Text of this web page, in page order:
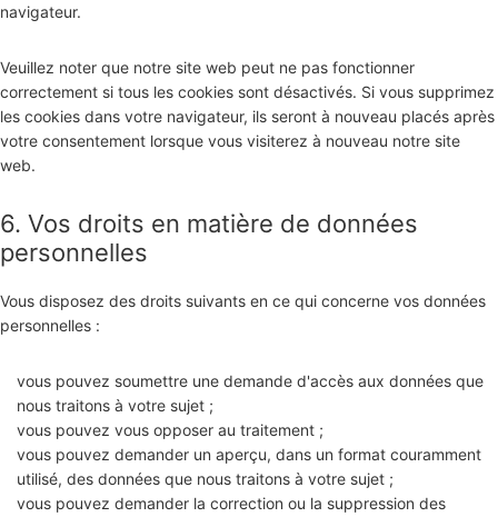
navigateur.
Veuillez noter que notre site web peut ne pas fonctionner
correctement si tous les cookies sont désactivés. Si vous supprimez
les cookies dans votre navigateur, ils seront à nouveau placés après
votre consentement lorsque vous visiterez à nouveau notre site
web.
6. Vos droits en matière de données
personnelles
Vous disposez des droits suivants en ce qui concerne vos données
personnelles :
vous pouvez soumettre une demande d'accès aux données que
nous traitons à votre sujet ;
vous pouvez vous opposer au traitement ;
vous pouvez demander un aperçu, dans un format couramment
utilisé, des données que nous traitons à votre sujet ;
vous pouvez demander la correction ou la suppression des